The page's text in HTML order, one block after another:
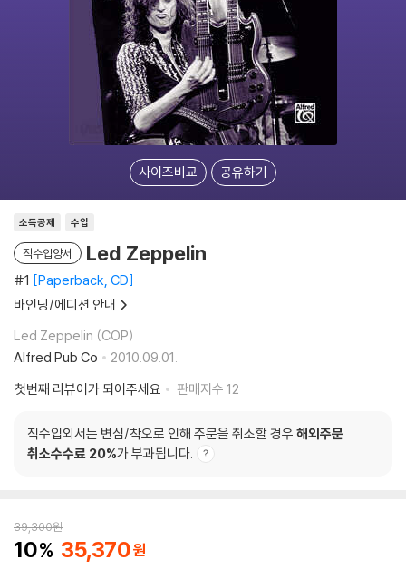
사이즈비교 공유하기
소득공제 수입
직수입양서 Led Zeppelin
#1 Paperback, CD
바인딩/에디션 안내
Led Zeppelin (COP)
Alfred Pub Co
2010.09.01.
첫번째 리뷰어가 되어주세요
판매지수 12
직수입외서는 변심/착오로 인해 주문을 취소할 경우 해외주문
취소수수료 20%가 부과됩니다.
39,300원
10 35,370